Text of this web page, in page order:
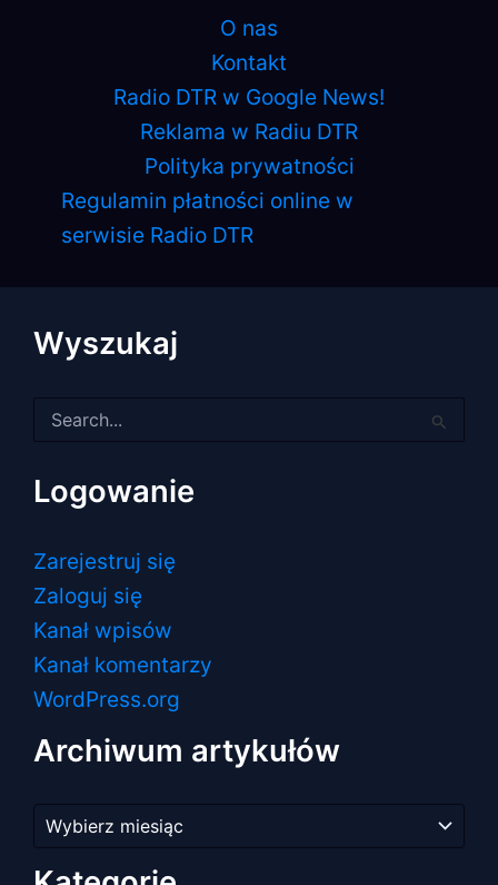
O nas
Kontakt
Radio DTR w Google News!
Reklama w Radiu DTR
Polityka prywatności
Regulamin płatności online w
serwisie Radio DTR
Wyszukaj
dla:
Logowanie
Zarejestruj się
Zaloguj się
Kanał wpisów
Kanał komentarzy
WordPress.org
Archiwum artykułów
artykułów